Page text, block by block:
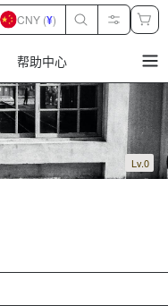
帮助中心
CNY (¥)
Lv.0